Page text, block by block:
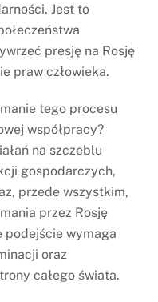
Jest to
presję na Rosję
praw człowieka.
tego procesu
współpracy?
na szczeblu
gospodarczych,
przede wszystkim,
przez Rosję
podejście wymaga
oraz
całego świata.